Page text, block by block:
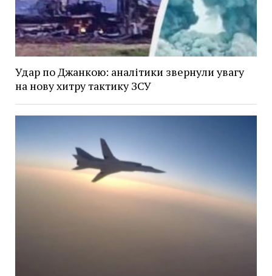
Удар по Джанкою: аналітики звернули увагу
на нову хитру тактику ЗСУ